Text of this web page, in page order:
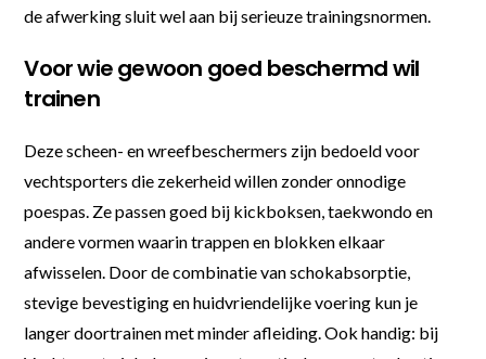
de afwerking sluit wel aan bij serieuze trainingsnormen.
Voor wie gewoon goed beschermd wil
trainen
Deze scheen- en wreefbeschermers zijn bedoeld voor
vechtsporters die zekerheid willen zonder onnodige
poespas. Ze passen goed bij kickboksen, taekwondo en
andere vormen waarin trappen en blokken elkaar
afwisselen. Door de combinatie van schokabsorptie,
stevige bevestiging en huidvriendelijke voering kun je
langer doortrainen met minder afleiding. Ook handig: bij